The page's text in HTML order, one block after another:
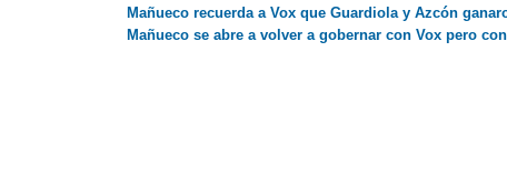
Mañueco recuerda a Vox que Guardiola y Azcón
Mañueco se abre a volver a gobernar con Vox pero